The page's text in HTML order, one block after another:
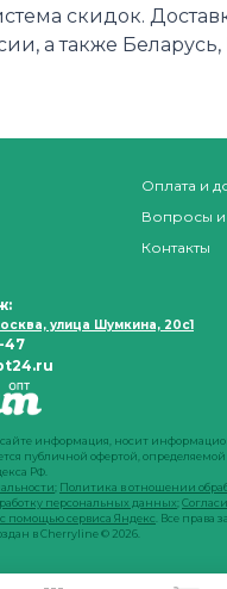
скидок.
а также Беларусь,
Оплата и
Вопросы и
Контакты
улица Шумкина, 20с1
47
сайте информация, носит
публичной офертой,
РФ.
; Политика в отношении
персональных данных;
помощью сервиса Яндекс . Все
вCherryline© 2026.